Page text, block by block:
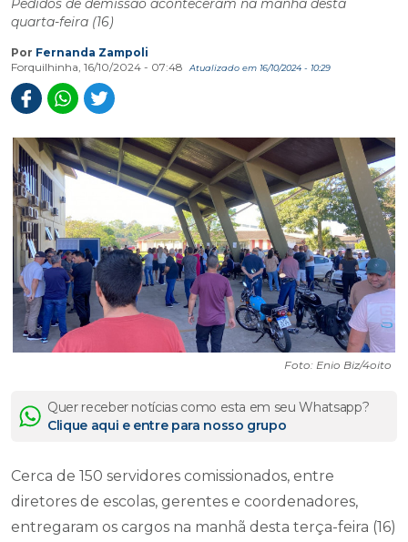
Pedidos de demissão aconteceram na manhã desta
quarta-feira (16)
Por Fernanda Zampoli
Forquilhinha, 16/10/2024 - 07:48
Atualizado em 16/10/2024 - 10:29
Foto: Enio Biz/4oito
Quer receber notícias como esta em seu Whatsapp?
Clique aqui e entre para nosso grupo
Cerca de 150 servidores comissionados, entre
diretores de escolas, gerentes e coordenadores,
entregaram os cargos na manhã desta terça-feira (16)